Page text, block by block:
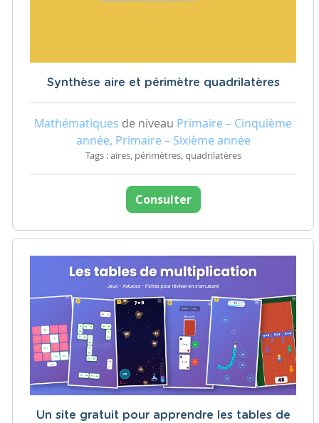
Synthèse aire et périmètre quadrilatères
Mathématiques de niveau Primaire – Cinquième
année, Primaire – Sixième année
Tags : aires, périmètres, quadrilatères
Consulter
Un site gratuit pour apprendre les tables de